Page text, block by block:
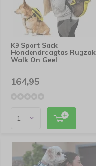
K9 Sport Sack
Hondendraagtas Rugzak
Walk On Geel
164,95